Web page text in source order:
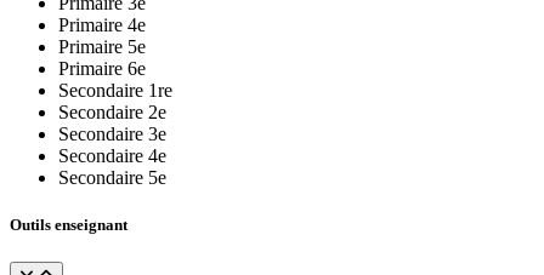
Primaire 4e
Primaire 5e
Primaire 6e
Secondaire 1re
Secondaire 2e
Secondaire 3e
Secondaire 4e
Secondaire 5e
Outils enseignant